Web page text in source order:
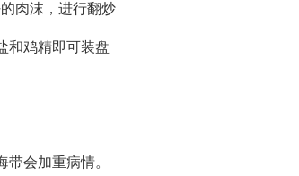
肉沫，进行翻炒
鸡精即可装盘
会加重病情。